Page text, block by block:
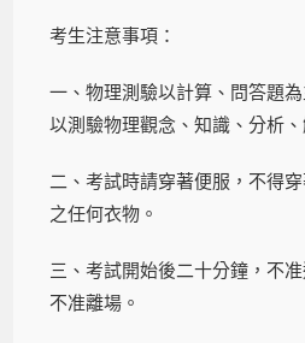
考生注意事項：
一、物理測驗以計算、問答題
以測驗物理觀念、知識、分析、
二、考試時請穿著便服，不得
之任何衣物。
三、考試開始後二十分鐘，不
不准離場。